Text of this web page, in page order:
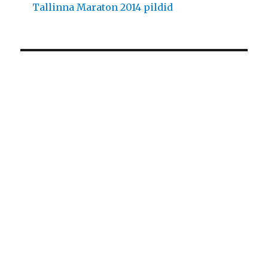
Tallinna Maraton 2014 pildid